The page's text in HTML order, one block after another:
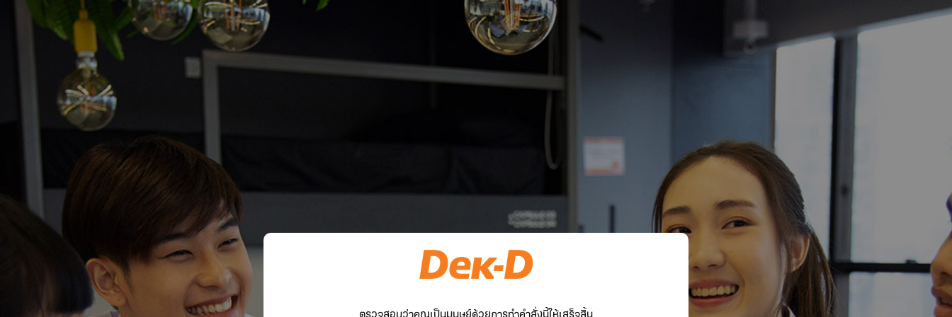
ตรวจสอบว่าคุณเป็นมนุษย์ด้วยการทำคำสั่งนี้ให้เสร็จสิ้น